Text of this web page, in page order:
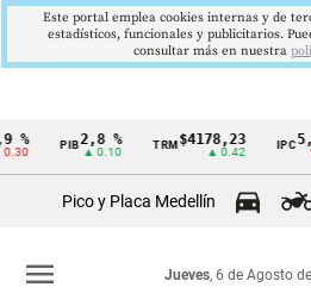
Cintillo
Colombia
PIB2,8 %
▲ 0.10
TRM$4178,23
▲ 0.42 ▼
Pico y Placa Medellín
Jueves, 6 de Agosto
menu
Este portal emplea cookies internas y de
estadísticos, funcionales y publicitarios.
consultar más en nuestra